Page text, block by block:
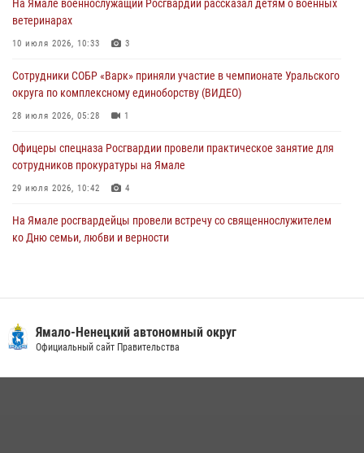
На Полярном круге Росгвардия обеспечила безопасность турнира
27 июля 2026, 09:04
На Ямале военнослужащий Росгвардии рассказал детям о военных
ветеринарах
10 июля 2026, 10:33 3
Сотрудники СОБР «Варк» приняли участие в чемпионате Уральского
округа по комплексному единоборству (ВИДЕО)
28 июля 2026, 05:28 1
Офицеры спецназа Росгвардии провели практическое занятие для
сотрудников прокуратуры на Ямале
29 июля 2026, 10:42 4
На Ямале росгвардейцы провели встречу со священнослужителем
ко Дню семьи, любви и верности
«Каникулы с Росгвардией» продолжаются на Ямале
Ямало-Ненецкий автономный округ
Официальный сайт Правительства